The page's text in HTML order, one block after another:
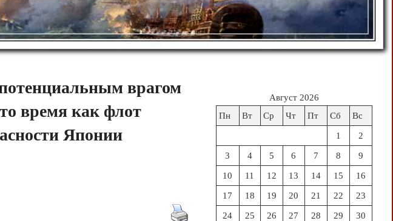
врагом
время как флот
Японии
Август 2026
Пн
Вт Ср Чт Пт Сб Вс
1 2
3 4 5 6 7 8 9
10 11 12 13 14 15 16
17 18 19 20 21 22 23
24 25 26 27 28 29 30